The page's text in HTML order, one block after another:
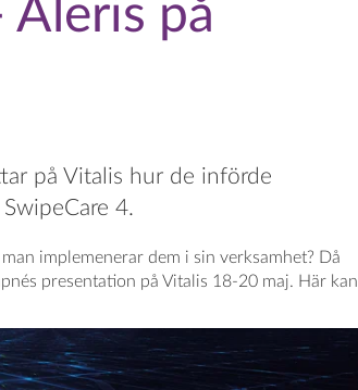
Aleris på
på Vitalis hur de införde
4.
implemenerar dem i sin verksamhet? Då
presentation på Vitalis 18-20 maj. Här kan